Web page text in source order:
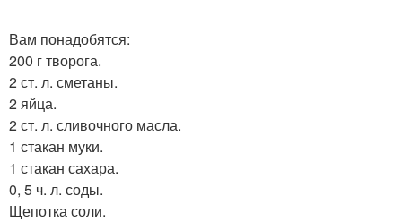
Вам понадобятся:
200 г творога.
2 ст. л. сметаны.
2 яйца.
2 ст. л. сливочного масла.
1 стакан муки.
1 стакан сахара.
0, 5 ч. л. соды.
Щепотка соли.